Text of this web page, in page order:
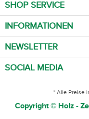
SHOP SERVICE
INFORMATIONEN
NEWSLETTER
SOCIAL MEDIA
* Alle Preise
Copyright © Holz -